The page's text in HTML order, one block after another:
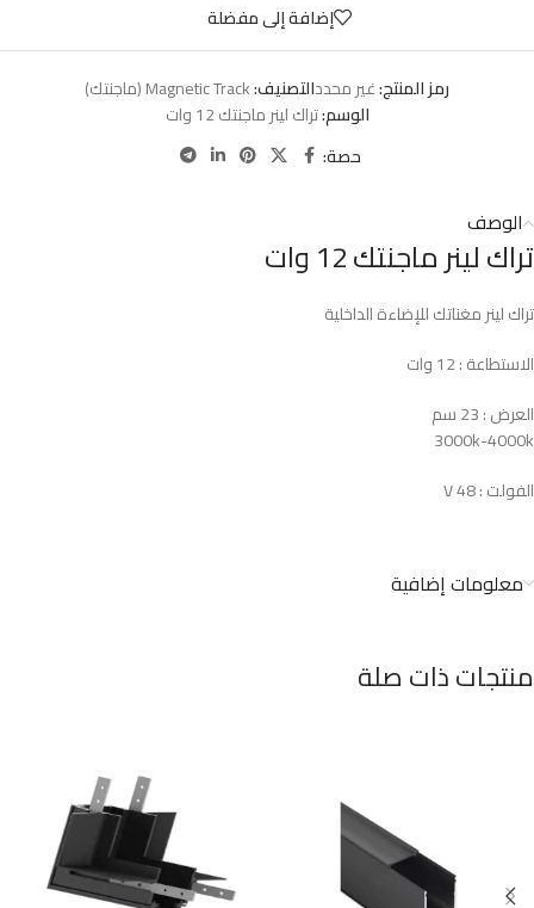
إضافة إلى مفضلة
رمز المنتج:غير محددالتصنيف:Magnetic Track (ماجنتك)
الوسم:تراك لينر ماجنتك 12 وات
حصة:
الوصف
تراك لينر ماجنتك 12 وات
تراك لينر مغناتك للإضاءة الداخلية
الاستطاعة : 12 وات
العرض : 23 سم
3000k-4000k
الفولت : 48 V
معلومات إضافية
منتجات ذات صلة